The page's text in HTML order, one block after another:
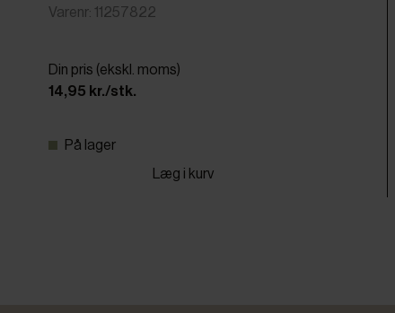
Varenr: 11257822
Din pris (ekskl. moms)
14,95 kr./stk.
På lager
Læg i kurv